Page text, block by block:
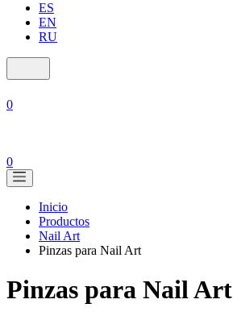
ES
EN
RU
0
0
Inicio
Productos
Nail Art
Pinzas para Nail Art
Pinzas para Nail Art